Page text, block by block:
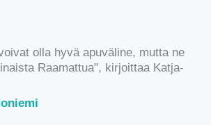
olla hyvä apuväline, mutta ne
Raamattua", kirjoittaa Katja-